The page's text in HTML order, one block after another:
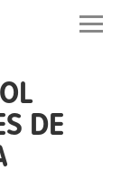
DE